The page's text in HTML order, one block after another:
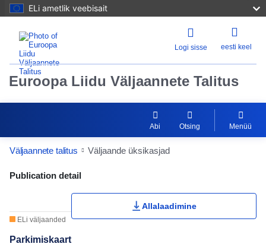
ELi ametlik veebisait
Logi sisse eesti keel
Euroopa Liidu Väljaannete Talitus
Abi Otsing Menüü
Väljaannete talitus Väljaande üksikasjad
Publication Detail Actions Portlet
Publication detail
ELi väljaanded
Allalaadimine
Parkimiskaart